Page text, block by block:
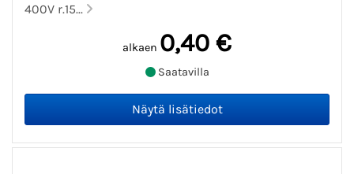
400V r.15...
alkaen 0,40 €
Saatavilla